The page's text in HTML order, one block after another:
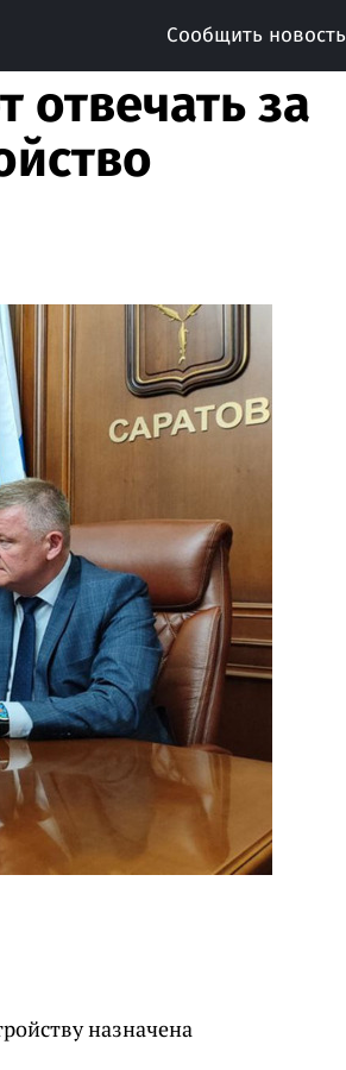
Сообщить новость
отвечать за
назначена